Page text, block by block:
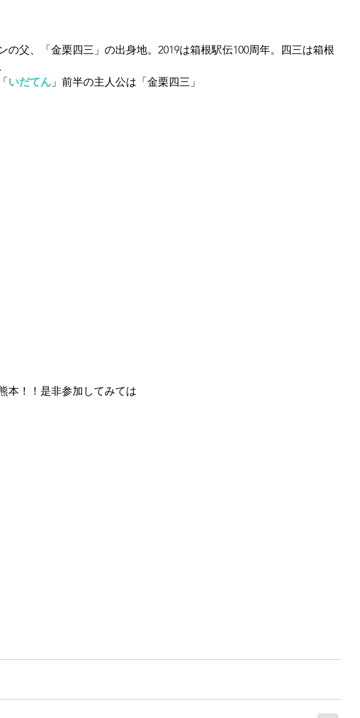
の父、「金栗四三」の出身地。2019は箱根駅伝100周年。四三は箱根
いだてん 」前半の主人公は「金栗四三」
本！！是非参加してみては